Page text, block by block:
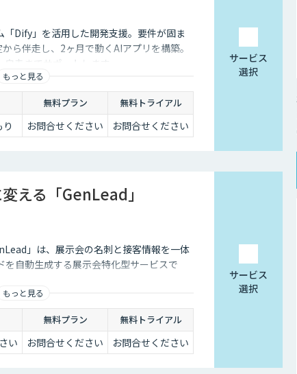
「Dify」を活用した開発支援。要件が固ま
ら伴走し、2ヶ月で動くAIアプリを構築。
走までサポートします。
もっと見る
無料プラン 無料トライアル
お問合せください お問合せください
サービス
選択
える「GenLead」
」は、展示会の名刺と接客情報を一体
自動生成する展示会特化型サービスで
もっと見る
無料プラン 無料トライアル
い お問合せください お問合せください
サービス
選択